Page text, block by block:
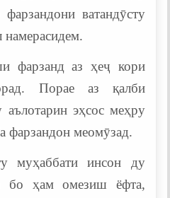
ватандӯсту
намерасидем.
фарзанд аз ҳеҷ кори
Порае аз қалби
аълотарин эҳсос меҳру
фарзандон меомӯзад.
муҳаббати инсон ду
бо ҳам омезиш ёфта,